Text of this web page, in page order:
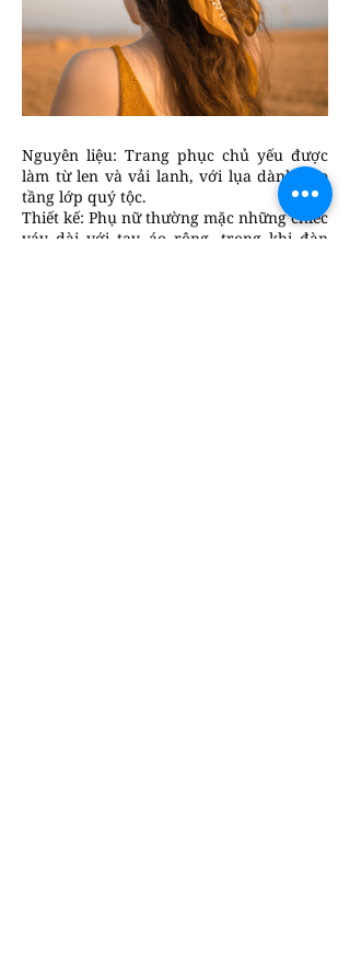
Nguyên liệu: Trang phục chủ yếu được
làm từ len và vải lanh, với lụa dành cho
tầng lớp quý tộc.
Thiết kế: Phụ nữ thường mặc những chiếc
váy dài với tay áo rộng, trong khi đàn